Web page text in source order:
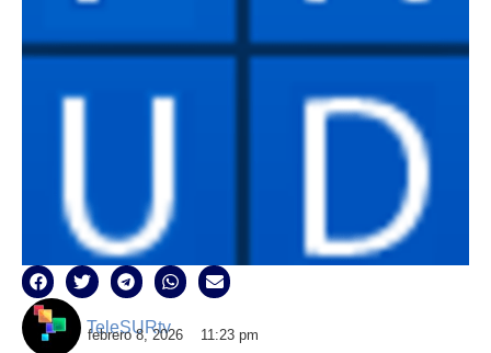
TeleSURtv
febrero 8, 2026 11:23 pm